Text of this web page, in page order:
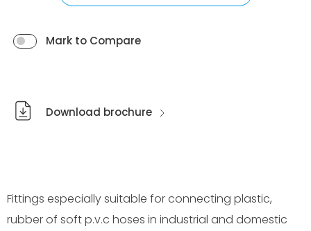
Mark to Compare
Download brochure
Fittings especially suitable for connecting plastic,
rubber of soft p.v.c hoses in industrial and domestic